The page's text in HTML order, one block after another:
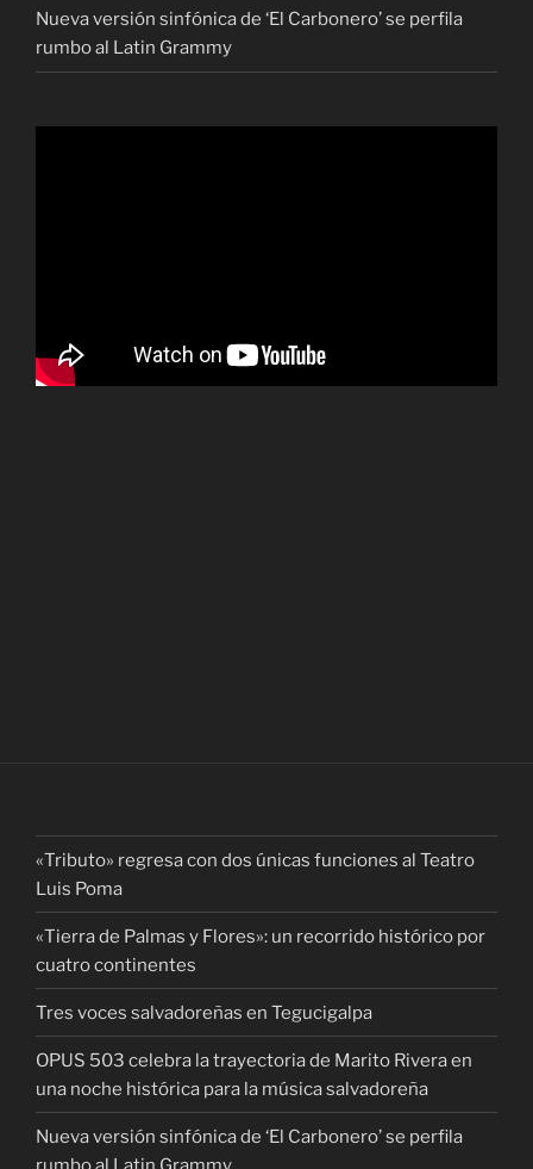
Nueva versión sinfónica de ‘El Carbonero’ se perfila
rumbo al Latin Grammy
«Tributo» regresa con dos únicas funciones al Teatro
Luis Poma
«Tierra de Palmas y Flores»: un recorrido histórico por
cuatro continentes
Tres voces salvadoreñas en Tegucigalpa
OPUS 503 celebra la trayectoria de Marito Rivera en
una noche histórica para la música salvadoreña
Nueva versión sinfónica de ‘El Carbonero’ se perfila